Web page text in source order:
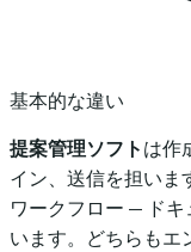
基本的な違い
提案管理ソフト は作
イン、送信を担いま
ワークフロー — ド
います。どちらもエ